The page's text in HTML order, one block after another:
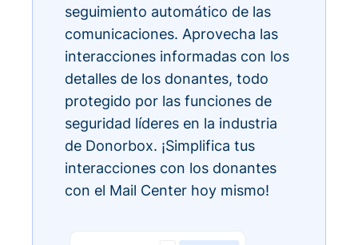
seguimiento automático de las
comunicaciones. Aprovecha las
interacciones informadas con los
detalles de los donantes, todo
protegido por las funciones de
seguridad líderes en la industria
de Donorbox. ¡Simplifica tus
interacciones con los donantes
con el Mail Center hoy mismo!